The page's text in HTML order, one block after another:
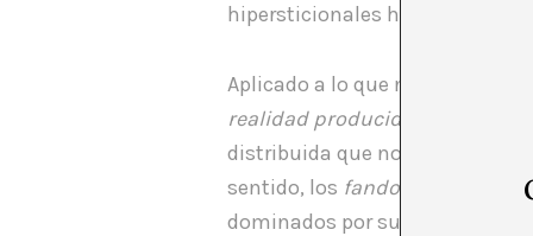
hipersticionales han adquirido
Aplicado a lo que nos
realidad producidos por él.
distribuida que no busca
sentido, los fandoms
dominados por su chamán